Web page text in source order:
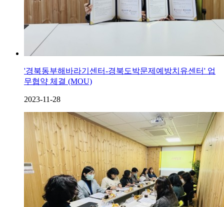
'경북동부해바라기센터-경북도박문제예방치유센터' 업
무협약 체결 (MOU)
2023-11-28